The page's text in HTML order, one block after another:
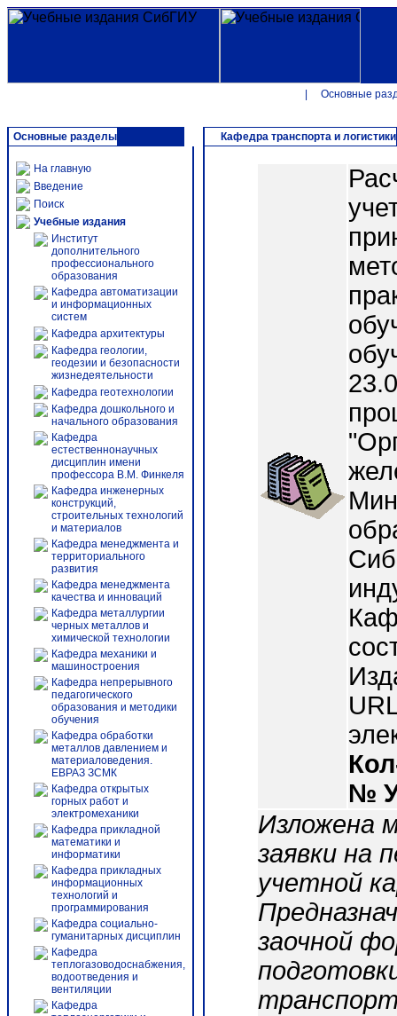
Основные
Основные разделы
На главную
Введение
Поиск
Учебные издания
Институт
дополнительного
профессионального
образования
Кафедра автоматизации
и информационных
систем
Кафедра архитектуры
Кафедра геологии,
геодезии и безопасности
жизнедеятельности
Кафедра геотехнологии
Кафедра дошкольного и
начального образования
Кафедра
естественнонаучных
дисциплин имени
профессора В.М. Финкеля
Кафедра инженерных
конструкций,
строительных технологий
и материалов
Кафедра менеджмента и
территориального
развития
Кафедра менеджмента
качества и инноваций
Кафедра металлургии
черных металлов и
химической технологии
Кафедра механики и
машиностроения
Кафедра непрерывного
педагогического
образования и методики
обучения
Кафедра обработки
металлов давлением и
материаловедения.
ЕВРАЗ ЗСМК
Кафедра открытых
горных работ и
электромеханики
Кафедра прикладной
математики и
информатики
Кафедра прикладных
информационных
технологий и
программирования
Кафедра социально-
гуманитарных дисциплин
Кафедра
теплогазоводоснабжения,
водоотведения и
вентиляции
Кафедра
Кафедра транспорта и логистики
№
Изложена
заявки на
учетной
заочной